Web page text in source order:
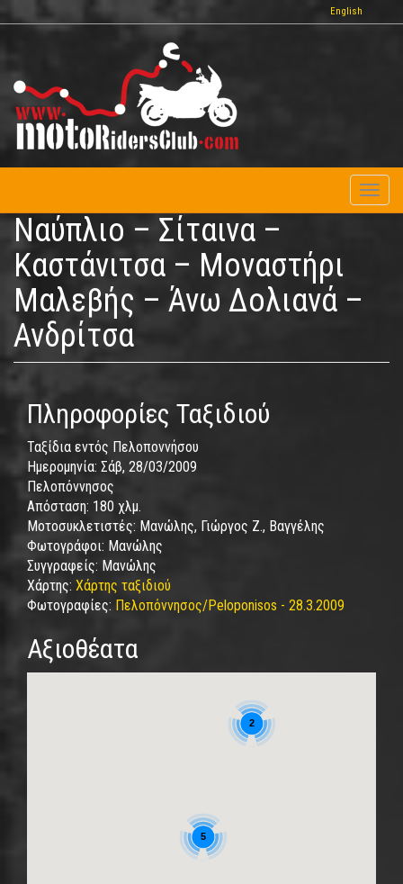
Παράκαμψη
προς
περιεχόμενο
English
Ναύπλιο – Σίταινα –
Καστάνιτσα – Μοναστήρι
Μαλεβής – Άνω Δολιανά –
Ανδρίτσα
Πληροφορίες Ταξιδιού
Ταξίδια εντός Πελοποννήσου
Ημερομηνία: Σάβ, 28/03/2009
Πελοπόννησος
Απόσταση: 180 χλμ.
Μοτοσυκλετιστές: Μανώλης, Γιώργος Ζ., Βαγγέλης
Φωτογράφοι: Μανώλης
Συγγραφείς: Μανώλης
Χάρτης: Χάρτης ταξιδιού
Φωτογραφίες: Πελοπόννησος/Peloponisos - 28.3.2009
Αξιοθέατα
2
5